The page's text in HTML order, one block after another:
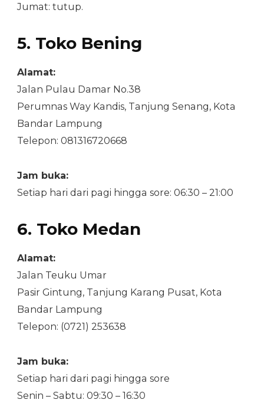
Jumat: tutup.
5. Toko Bening
Alamat:
Jalan Pulau Damar No.38
Perumnas Way Kandis, Tanjung Senang, Kota
Bandar Lampung
Telepon: 081316720668
Jam buka:
Setiap hari dari pagi hingga sore: 06:30 – 21:00
6. Toko Medan
Alamat:
Jalan Teuku Umar
Pasir Gintung, Tanjung Karang Pusat, Kota
Bandar Lampung
Telepon: (0721) 253638
Jam buka:
Setiap hari dari pagi hingga sore
Senin – Sabtu: 09:30 – 16:30